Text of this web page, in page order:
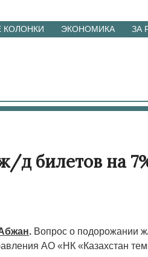
КОЛОНКИ ЭКОНОМИКА ЗА
д билетов на
. Вопрос о подорожании
АО «НК «Казахстан